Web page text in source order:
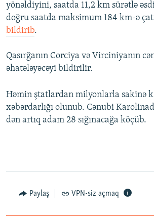
yönəldiyini, saatda 11,2 km sürətlə
doğru saatda maksimum 184 km-ə
bildirib.
Qasırğanın Corciya və Virciniyanın
əhatələyəcəyi bildirilir.
Həmin ştatlardan milyonlarla sakinə
xəbərdarlığı olunub. Cənubi
dən artıq adam 28 sığınacağa köçüb.
Paylaş VPN-siz açmaq